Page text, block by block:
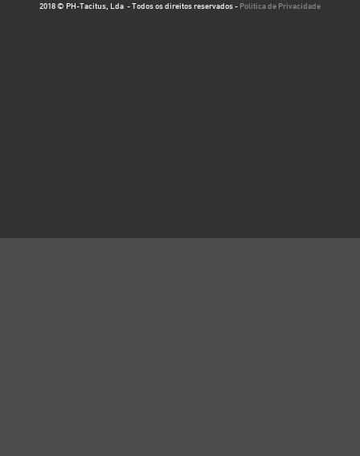
2018 © PH-Tacitus, Lda - Todos os direitos reservados - Política de Privacidade